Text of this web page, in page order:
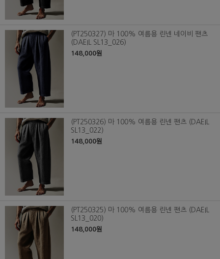
(PT250327) 마 100% 여름용 린넨 네이비 팬츠
(DAEIL SL13_026)
148,000원
(PT250326) 마 100% 여름용 린넨 팬츠 (DAEIL
SL13_022)
148,000원
(PT250325) 마 100% 여름용 린넨 팬츠 (DAEIL
SL13_020)
148,000원